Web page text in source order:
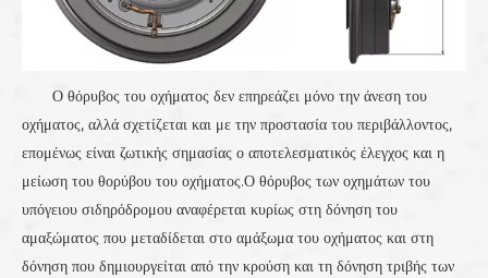
Ο θόρυβος του οχήματος δεν επηρεάζει μόνο την άνεση του
οχήματος, αλλά σχετίζεται και με την προστασία του περιβάλλοντος,
επομένως είναι ζωτικής σημασίας ο αποτελεσματικός έλεγχος και η
μείωση του θορύβου του οχήματος.Ο θόρυβος των οχημάτων του
υπόγειου σιδηρόδρομου αναφέρεται κυρίως στη δόνηση του
αμαξώματος που μεταδίδεται στο αμάξωμα του οχήματος και στη
δόνηση που δημιουργείται από την κρούση και τη δόνηση τριβής των